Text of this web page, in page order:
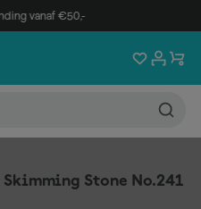
vanaf €50,-
Stone No.241